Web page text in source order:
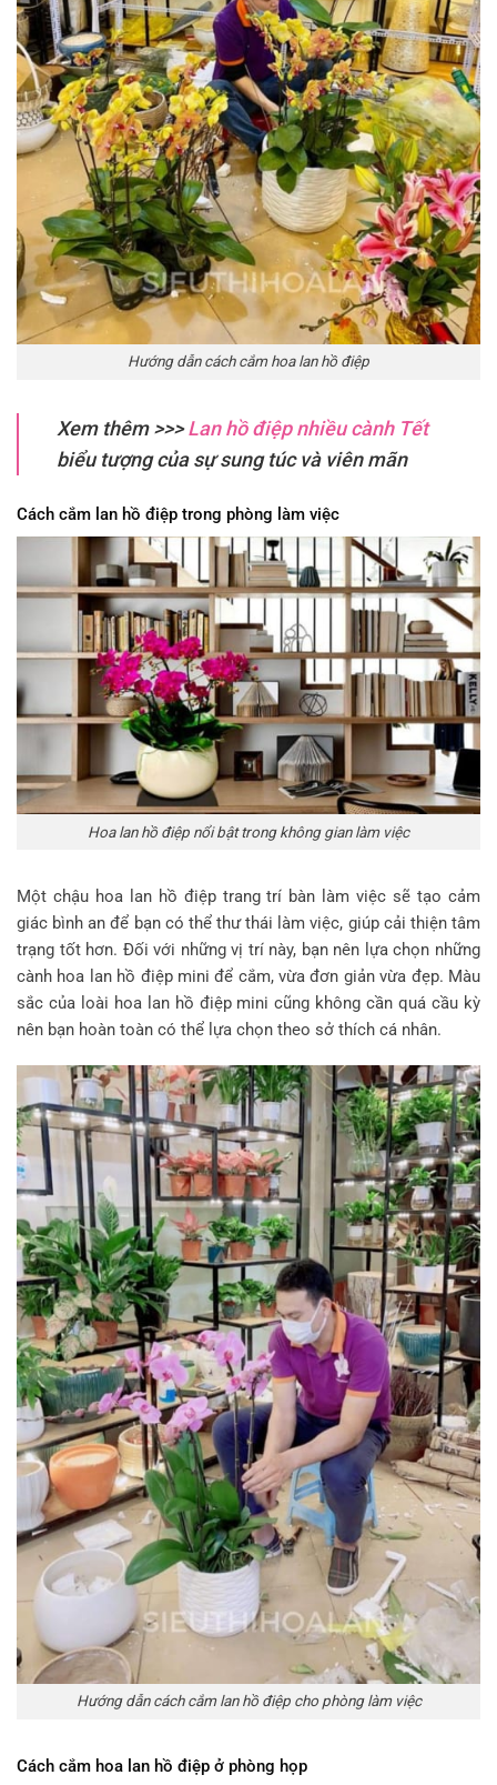
Hướng dẫn cách cắm hoa lan hồ điệp
Xem thêm >>>Lan hồ điệp nhiều cành Tết
biểu tượng của sự sung túc và viên mãn
Cách cắm lan hồ điệp trong phòng làm việc
Hoa lan hồ điệp nổi bật trong không gian làm việc
Một chậu hoa lan hồ điệp trang trí bàn làm việc sẽ tạo cảm
giác bình an để bạn có thể thư thái làm việc, giúp cải thiện tâm
trạng tốt hơn. Đối với những vị trí này, bạn nên lựa chọn những
cành hoa lan hồ điệp mini để cắm, vừa đơn giản vừa đẹp. Màu
sắc của loài hoa lan hồ điệp mini cũng không cần quá cầu kỳ
nên bạn hoàn toàn có thể lựa chọn theo sở thích cá nhân.
Hướng dẫn cách cắm lan hồ điệp cho phòng làm việc
Cách cắm hoa lan hồ điệp ở phòng họp